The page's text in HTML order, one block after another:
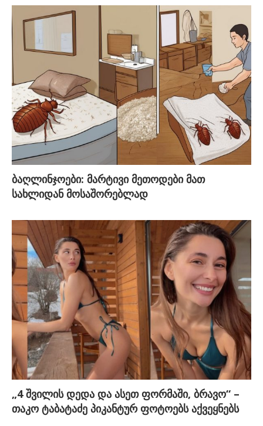
ბაღლინჯოები: მარტივი მეთოდები მათ
სახლიდან მოსაშორებლად
„4 შვილის დედა და ასეთ ფორმაში, ბრავო“ –
თაკო ტაბატაძე პიკანტურ ფოტოებს აქვეყნებს